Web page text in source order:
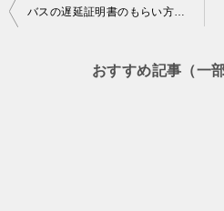
投
おすすめ記事（一